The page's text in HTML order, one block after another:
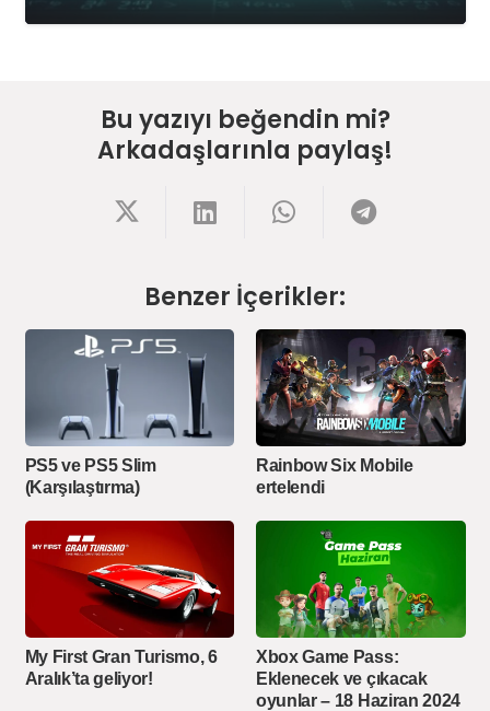
Bu yazıyı beğendin mi?
Arkadaşlarınla paylaş!
Benzer İçerikler:
PS5 ve PS5 Slim
(Karşılaştırma)
Rainbow Six Mobile
ertelendi
My First Gran Turismo, 6
Aralık’ta geliyor!
Xbox Game Pass:
Eklenecek ve çıkacak
oyunlar – 18 Haziran 2024